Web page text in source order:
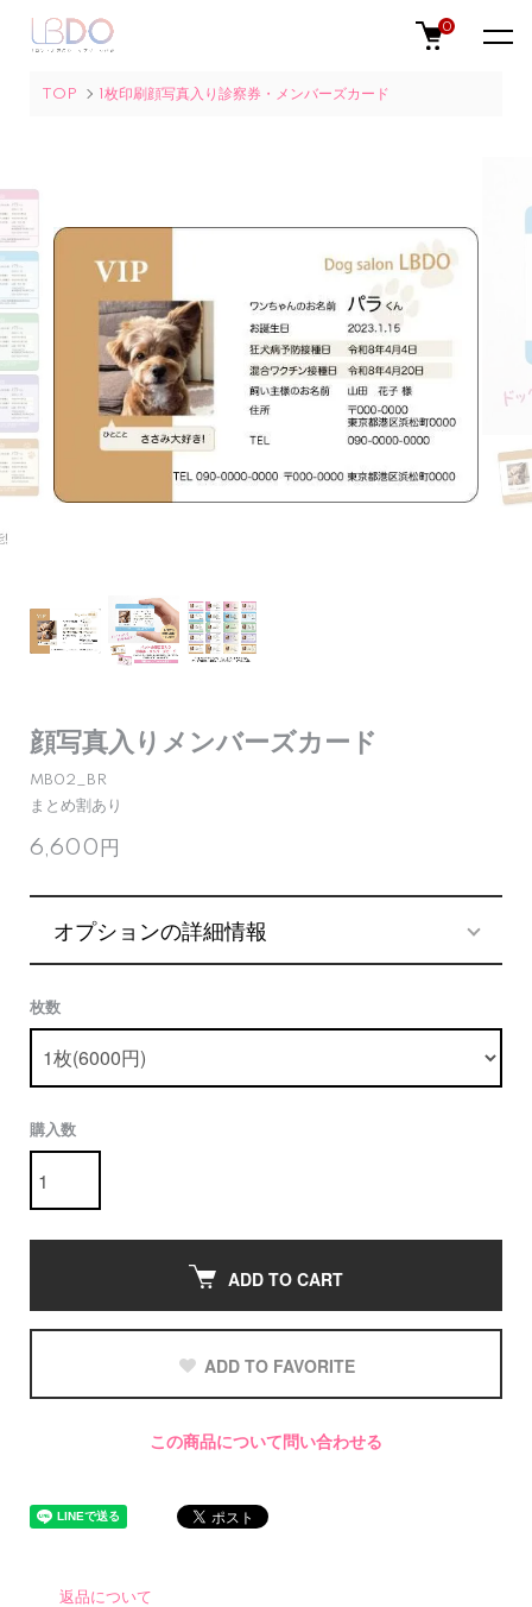
0
TOP 1枚印刷顔写真入り診察券・メンバーズカード
顔写真入りメンバーズカード
MB02_BR
まとめ割あり
6,600円
オプションの詳細情報
枚数
購入数
ADD TO CART
ADD TO FAVORITE
この商品について問い合わせる
返品について